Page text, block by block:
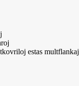
estas multflankaj